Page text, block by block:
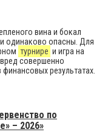
вина и бокал
одинаково опасны. Для
турнире и игра на
совершенно
результатах.
по
– 2026»